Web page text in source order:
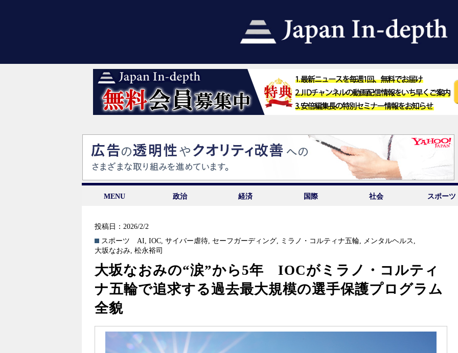
MENU 政治 経済 国際 社会 スポーツ
投稿日：2026/2/2
スポーツ
AI,IOC,サイバー虐待, セーフガーディング, ミラノ・コルティナ五輪, メンタルヘルス ,
大坂なおみ, 松永裕司
大坂なおみの“涙”から5年 IOCがミラノ・コルティ
ナ五輪で追求する過去最大規模の選手保護プログラム
全貌